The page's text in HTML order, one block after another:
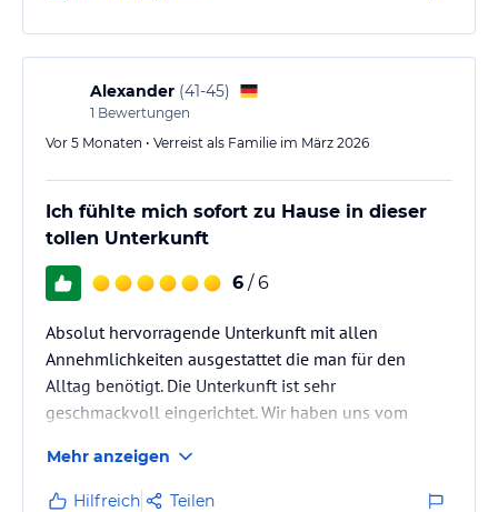
Alexander (41-45)
1 Bewertungen
Vor 5 Monaten • Verreist als Familie im März 2026
Ich fühlte mich sofort zu Hause in dieser
tollen Unterkunft
6 / 6
Absolut hervorragende Unterkunft mit allen
Annehmlichkeiten ausgestattet die man für den
Alltag benötigt. Die Unterkunft ist sehr
geschmackvoll eingerichtet. Wir haben uns vom
Mehr anzeigen
Hilfreich Teilen